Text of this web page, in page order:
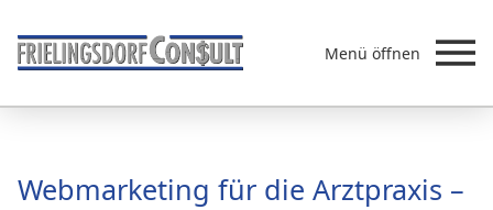
Menü öffnen
Beratung
Webmarketing für die Arztpraxis –